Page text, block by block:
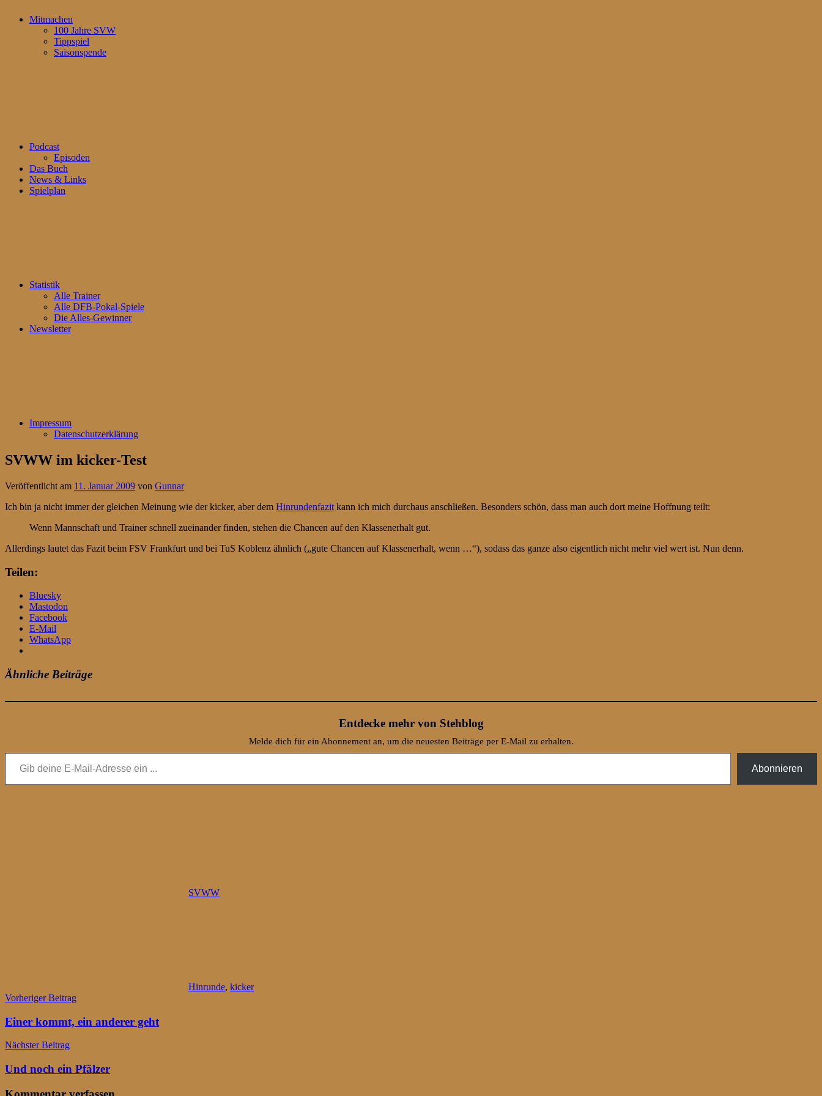
Mitmachen
100 Jahre SVW
Tippspiel
Saisonspende
Podcast
Episoden
Das Buch
News & Links
Spielplan
Statistik
Alle Trainer
Alle DFB-Pokal-Spiele
Die Alles-Gewinner
Newsletter
Impressum
Datenschutzerklärung
SVWW im kicker-Test
Veröffentlicht am 11. Januar 2009 von Gunnar
Ich bin ja nicht immer der gleichen Meinung wie der kicker, aber dem Hinrundenfazit kann ich mich durchaus anschließen. Besonders schön, dass man auch dort meine Hoffnung teilt:
Wenn Mannschaft und Trainer schnell zueinander finden, stehen die Chancen auf den Klassenerhalt gut.
Allerdings lautet das Fazit beim FSV Frankfurt und bei TuS Koblenz ähnlich („gute Chancen auf Klassenerhalt, wenn …“), sodass das ganze also eigentlich nicht mehr viel wert ist. Nun denn.
Teilen:
Bluesky
Mastodon
Facebook
E-Mail
WhatsApp
Ähnliche Beiträge
Entdecke mehr von Stehblog
Melde dich für ein Abonnement an, um die neuesten Beiträge per E-Mail zu erhalten.
Gib deine E-Mail-Adresse ein ...
Abonnieren
SVWW
Hinrunde, kicker
Beitragsnavigation
Vorheriger Beitrag
Einer kommt, ein anderer geht
Nächster Beitrag
Und noch ein Pfälzer